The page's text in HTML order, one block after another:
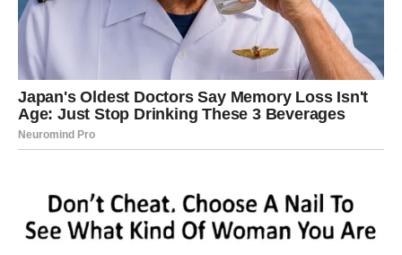
Poruka sudbine: Izgovorena istina ima moć da otvori
nova vrata.
RAK – Srce koje pamti i prašta
Subota donosi talas emocija. Moguće je javljanje osobe iz
Ako ste u vezi, iskren razgovor može produbiti odnos.
Nedelja donosi emotivni mir i osećaj da ste na pravom